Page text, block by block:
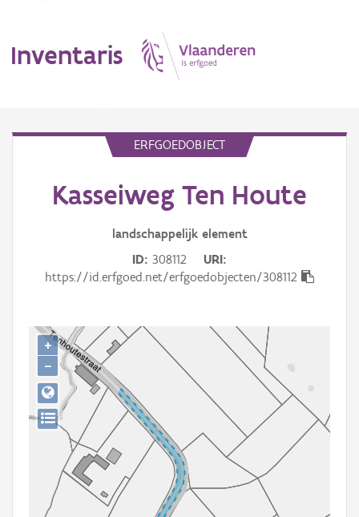
Inventaris
Erfgoedobject
Gebeurtenis
Persoon of collectief
Downloads
Aanmelden
ERFGOEDOBJECT
Kasseiweg Ten Houte
landschappelijk element
ID 308112
URI
https://id.erfgoed.net/erfgoedobjecten/308112
+
−